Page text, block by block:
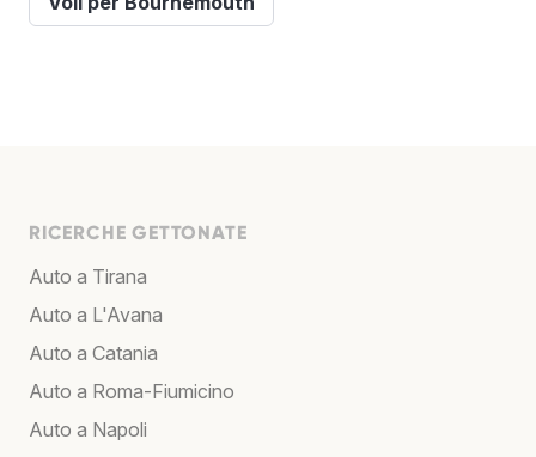
RICERCHE GETTONATE
Auto a Tirana
Auto a L'Avana
Auto a Catania
Auto a Roma-Fiumicino
Auto a Napoli